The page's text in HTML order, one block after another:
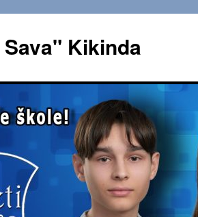
Kikinda